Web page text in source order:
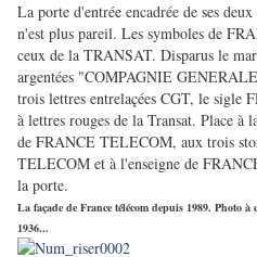
La porte d'entrée encadrée de ses
n'est plus pareil. Les symboles de
ceux de la TRANSAT. Disparus le
argentées "COMPAGNIE
trois lettres entrelaçées CGT, le sigle
à lettres rouges de la Transat. Place à
de FRANCE TELECOM, aux trois
TELECOM et à l'enseigne de
la porte.
La façade de France télécom depuis 1989. Photo à
1936...